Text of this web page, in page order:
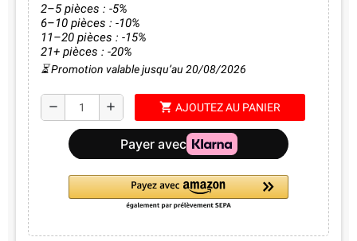
2–5 pièces : -5%
6–10 pièces : -10%
11–20 pièces : -15%
21+ pièces : -20%
⏳ Promotion valable jusqu’au 20/08/2026
remove add shopping_cart AJOUTEZ AU PANIER